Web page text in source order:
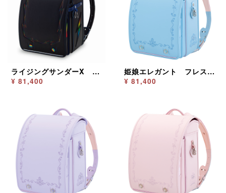
ライジングサンダーX ブラック／ブルー
¥ 81,400
姫娘エレガント フレスコブルー
¥ 81,400